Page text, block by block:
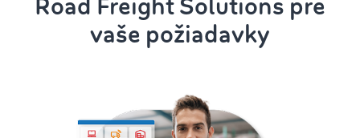
vaše požiadavky